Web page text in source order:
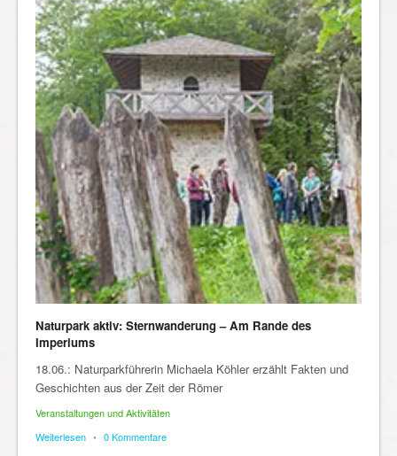
Naturpark aktiv: Sternwanderung – Am Rande des
Imperiums
18.06.: Naturparkführerin Michaela Köhler erzählt Fakten und
Geschichten aus der Zeit der Römer
Veranstaltungen und Aktivitäten
Weiterlesen • 0 Kommentare